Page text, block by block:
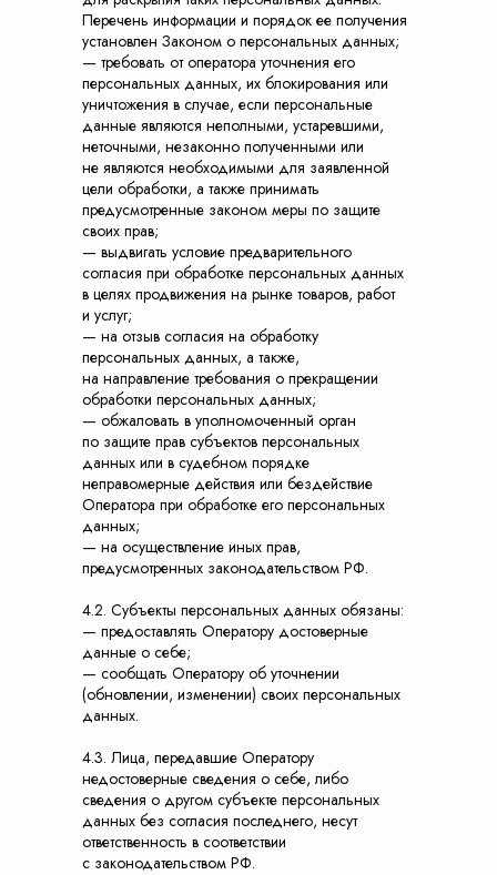
Перечень информации и порядок ее получения
установлен Законом о персональных данных;
— требовать от оператора уточнения его
персональных данных, их блокирования или
уничтожения в случае, если персональные
данные являются неполными, устаревшими,
неточными, незаконно полученными или
не являются необходимыми для заявленной
цели обработки, а также принимать
предусмотренные законом меры по защите
своих прав;
— выдвигать условие предварительного
согласия при обработке персональных данных
в целях продвижения на рынке товаров, работ
и услуг;
— на отзыв согласия на обработку
персональных данных, а также,
на направление требования о прекращении
обработки персональных данных;
— обжаловать в уполномоченный орган
по защите прав субъектов персональных
данных или в судебном порядке
неправомерные действия или бездействие
Оператора при обработке его персональных
данных;
— на осуществление иных прав,
предусмотренных законодательством РФ.
4.2. Субъекты персональных данных обязаны:
— предоставлять Оператору достоверные
данные о себе;
— сообщать Оператору об уточнении
(обновлении, изменении) своих персональных
данных.
4.3. Лица, передавшие Оператору
недостоверные сведения о себе, либо
сведения о другом субъекте персональных
данных без согласия последнего, несут
ответственность в соответствии
с законодательством РФ.